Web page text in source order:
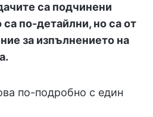
са подчинени
по-детайлни, но са от
за изпълнението на
по-подробно с един